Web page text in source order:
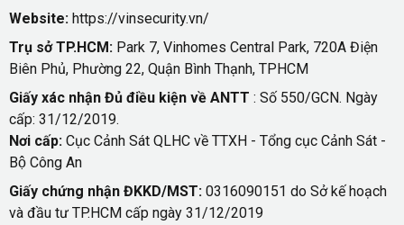
Website: https://vinsecurity.vn/
Trụ sở TP.HCM: Park 7, Vinhomes Central Park, 720A Điện
Biên Phủ, Phường 22, Quận Bình Thạnh, TPHCM
Giấy xác nhận Đủ điều kiện về ANTT : Số 550/GCN. Ngày
cấp: 31/12/2019.
Nơi cấp: Cục Cảnh Sát QLHC về TTXH - Tổng cục Cảnh Sát -
Bộ Công An
Giấy chứng nhận ĐKKD/MST: 0316090151 do Sở kế hoạch
và đầu tư TP.HCM cấp ngày 31/12/2019